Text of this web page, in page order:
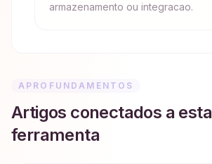
armazenamento ou integracao.
APROFUNDAMENTOS
Artigos conectados a esta
ferramenta